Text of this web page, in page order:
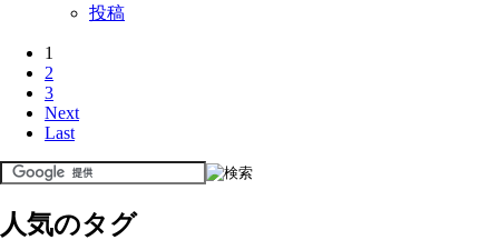
投稿
1
2
3
Next
Last
人気のタグ